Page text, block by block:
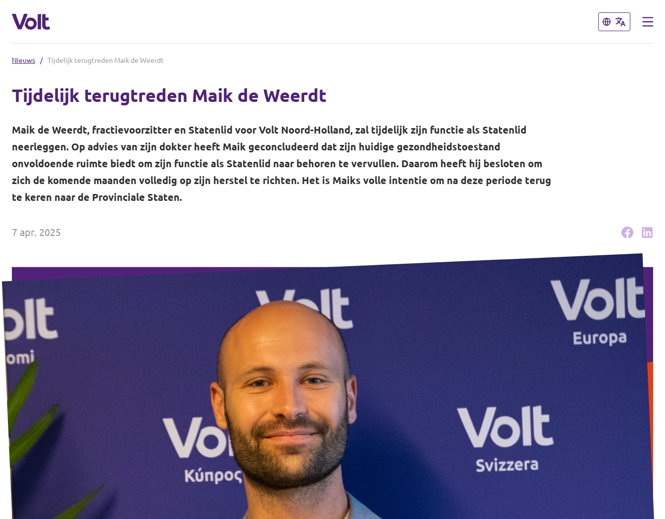
Sluiten
Volt Nederland
Volt Amsterdam
Volt Haarlem
Sluiten
Over Volt
Mensen
Agenda
Volt Haarlem
Vacatures
Nieuws / Tijdelijk terugtreden Maik de Weerdt
Tijdelijk terugtreden Maik de Weerdt
Maik de Weerdt, fractievoorzitter en Statenlid voor Volt Noord-Holland, zal tijdelijk zijn functie als Statenlid
neerleggen. Op advies van zijn dokter heeft Maik geconcludeerd dat zijn huidige gezondheidstoestand
onvoldoende ruimte biedt om zijn functie als Statenlid naar behoren te vervullen. Daarom heeft hij besloten om
zich de komende maanden volledig op zijn herstel te richten. Het is Maiks volle intentie om na deze periode terug
te keren naar de Provinciale Staten.
7 apr. 2025